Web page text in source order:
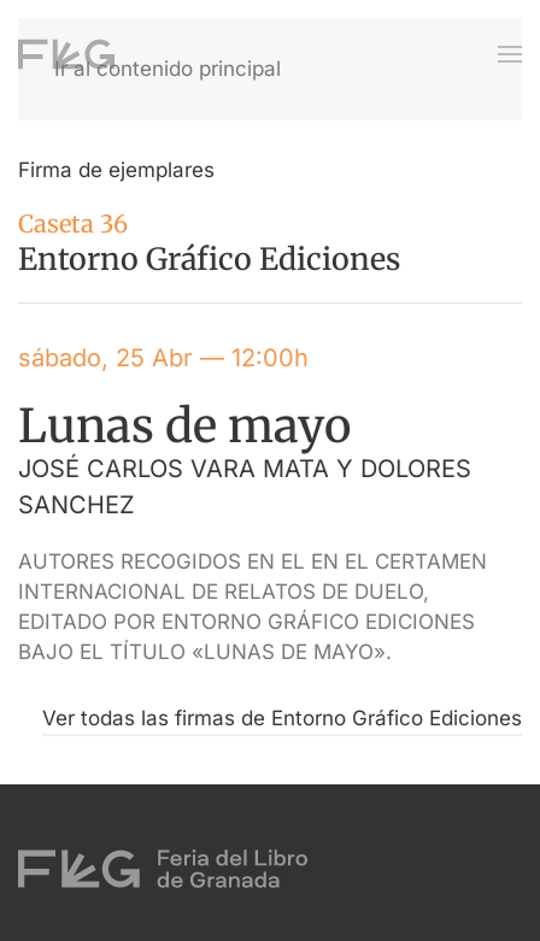
Ir al contenido principal
Firma de ejemplares
Caseta 36
Entorno Gráfico Ediciones
sábado, 25 Abr — 12:00h
Lunas de mayo
JOSÉ CARLOS VARA MATA Y DOLORES
SANCHEZ
AUTORES RECOGIDOS EN EL EN EL CERTAMEN
INTERNACIONAL DE RELATOS DE DUELO,
EDITADO POR ENTORNO GRÁFICO EDICIONES
BAJO EL TÍTULO «LUNAS DE MAYO».
Ver todas las firmas de Entorno Gráfico Ediciones